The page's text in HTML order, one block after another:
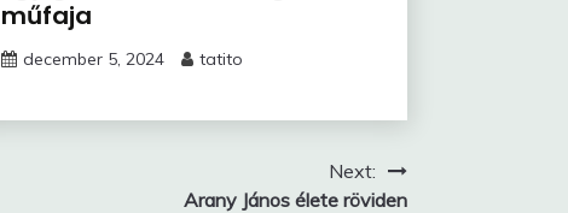
műfaja
december 5, 2024 tatito
Next:
Arany János élete röviden